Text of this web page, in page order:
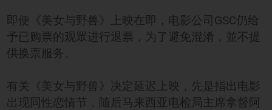
即便《美女与野兽》上映在即，电影公司GSC仍给
予已购票的观眾进行退票，为了避免混淆，並不提
供换票服务。
有关《美女与野兽》决定延迟上映，先是指出电影
出现同性恋情节，隨后马来西亚电检局主席拿督阿